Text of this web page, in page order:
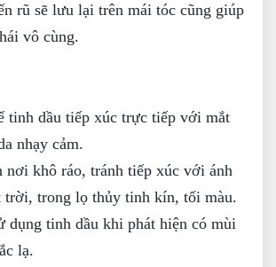
rũ sẽ lưu lại trên mái tóc cũng giúp
vô cùng.
tinh dầu tiếp xúc trực tiếp với mắt
nhạy cảm.
nơi khô ráo, tránh tiếp xúc với ánh
trời, trong lọ thủy tinh kín, tối màu.
dụng tinh dầu khi phát hiện có mùi
lạ.